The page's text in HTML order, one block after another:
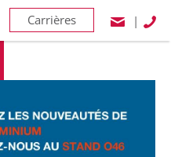
Carrières |